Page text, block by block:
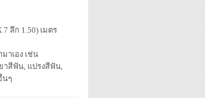
ลึก 1.50) เมตร
าเอง เช่น
าสีฟัน, แปรงสีฟัน,
นๆ